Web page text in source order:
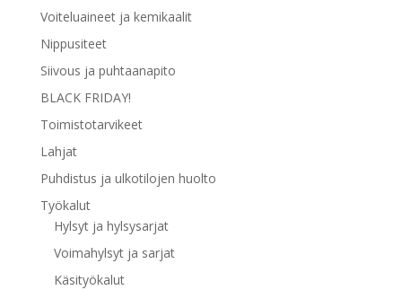
Voiteluaineet ja kemikaalit
Nippusiteet
Siivous ja puhtaanapito
BLACK FRIDAY!
Toimistotarvikeet
Lahjat
Puhdistus ja ulkotilojen huolto
Työkalut
Hylsyt ja hylsysarjat
Voimahylsyt ja sarjat
Käsityökalut